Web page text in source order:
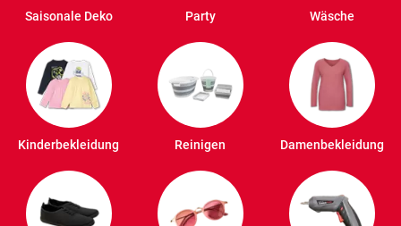
Saisonale Deko Party Wäsche
Kinderbekleidung Reinigen Damenbekleidung